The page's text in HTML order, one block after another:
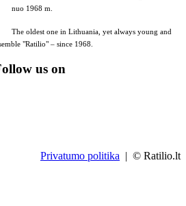
nuo 1968 m.
The oldest one in Lithuania, yet always young and
"Ratilio" – since 1968.
us on
Privatumo politika | © Ratilio.lt